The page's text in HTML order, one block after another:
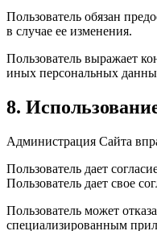
Пользователь обязан
в случае ее изменения.
Пользователь выражает
иных персональных
8.
Администрация Сайта
Пользователь дает
Пользователь дает свое
Пользователь может
специализированным